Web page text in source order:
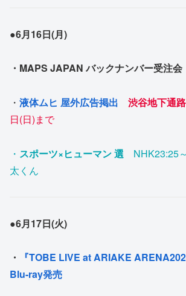
●6月16日(月)
・MAPS JAPAN バックナンバー受注会
・ 液体ムヒ 屋外広告掲出 渋谷地下通
日(日)まで
・ スポーツ×ヒューマン 選 NHK23:25
太くん
●6月17日(火)
・
『TOBE LIVE at ARIAKE
Blu-ray発売